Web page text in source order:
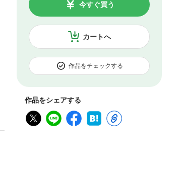
カートへ
今すぐ買う
作品をチェックする
作品をシェアする